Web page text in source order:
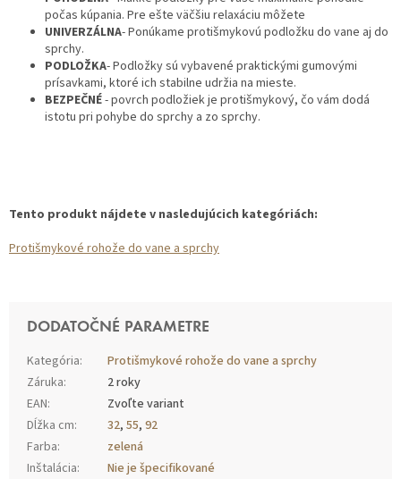
počas kúpania. Pre ešte väčšiu relaxáciu môžete
UNIVERZÁLNA- Ponúkame protišmykovú podložku do vane aj do
sprchy.
PODLOŽKA- Podložky sú vybavené praktickými gumovými
prísavkami, ktoré ich stabilne udržia na mieste.
BEZPEČNÉ- povrch podložiek je protišmykový, čo vám dodá
istotu pri pohybe do sprchy a zo sprchy.
Tento produkt nájdete v nasledujúcich kategóriách:
Protišmykové rohože do vane a sprchy
DODATOČNÉ PARAMETRE
Kategória:
Protišmykové rohože do vane a sprchy
Záruka:
2 roky
EAN:
Zvoľte variant
Dĺžka cm: 32, 55, 92
Farba:
zelená
Inštalácia:
Nie je špecifikované